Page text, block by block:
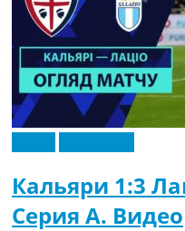
Кальяри 1:3
Серия A. Видео